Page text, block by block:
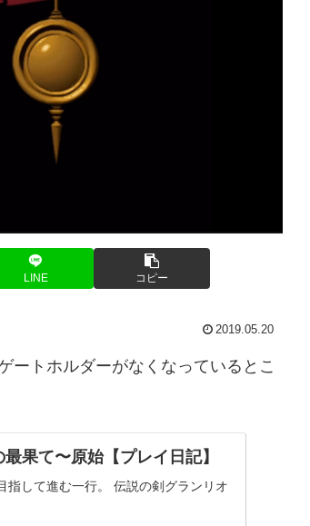
LINE コピー
2019.05.20
ートホルダーがなくなっているとこ
果て〜原始【プレイ日記】
指して進む一行。 伝説の剣グランリオ